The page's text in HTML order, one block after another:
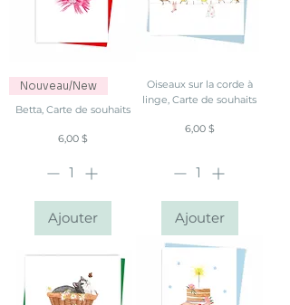
Nouveau/New
Betta, Carte de souhaits
Prix
6,00 $
Ajouter
Oiseaux sur la corde à
linge, Carte de souhaits
Prix
6,00 $
Ajouter